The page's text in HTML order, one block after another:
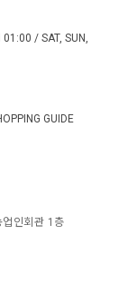
/ SAT, SUN,
GUIDE
인회관 1층